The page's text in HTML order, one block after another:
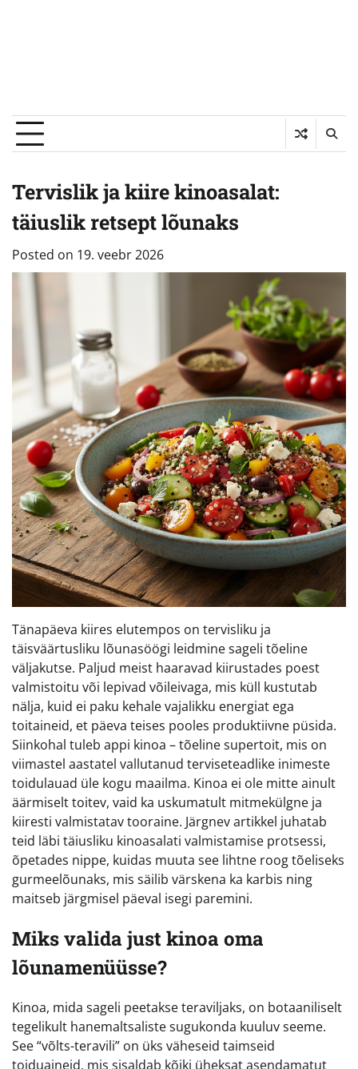
Tervislik ja kiire kinoasalat:
täiuslik retsept lõunaks
Posted on 19. veebr 2026
Tänapäeva kiires elutempos on tervisliku ja
täisväärtusliku lõunasöögi leidmine sageli tõeline
väljakutse. Paljud meist haaravad kiirustades poest
valmistoitu või lepivad võileivaga, mis küll kustutab
nälja, kuid ei paku kehale vajalikku energiat ega
toitaineid, et päeva teises pooles produktiivne püsida.
Siinkohal tuleb appi kinoa – tõeline supertoit, mis on
viimastel aastatel vallutanud terviseteadlike inimeste
toidulauad üle kogu maailma. Kinoa ei ole mitte ainult
äärmiselt toitev, vaid ka uskumatult mitmekülgne ja
kiiresti valmistatav tooraine. Järgnev artikkel juhatab
teid läbi täiusliku kinoasalati valmistamise protsessi,
õpetades nippe, kuidas muuta see lihtne roog tõeliseks
gurmeelõunaks, mis säilib värskena ka karbis ning
maitseb järgmisel päeval isegi paremini.
Miks valida just kinoa oma
lõunamenüüsse?
Kinoa, mida sageli peetakse teraviljaks, on botaaniliselt
tegelikult hanemaltsaliste sugukonda kuuluv seeme.
See “võlts-teravili” on üks väheseid taimseid
toiduaineid, mis sisaldab kõiki üheksat asendamatut